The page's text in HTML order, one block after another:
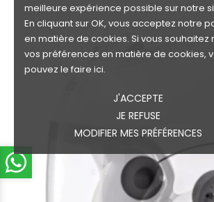
meilleure expérience possible sur notre
En cliquant sur OK, vous acceptez notre
en matière de cookies. Si vous souhaitez
vos préférences en matière de cookies,
pouvez le faire ici.
J'ACCEPTE
JE REFUSE
MODIFIER MES PRÉFÉRENCES